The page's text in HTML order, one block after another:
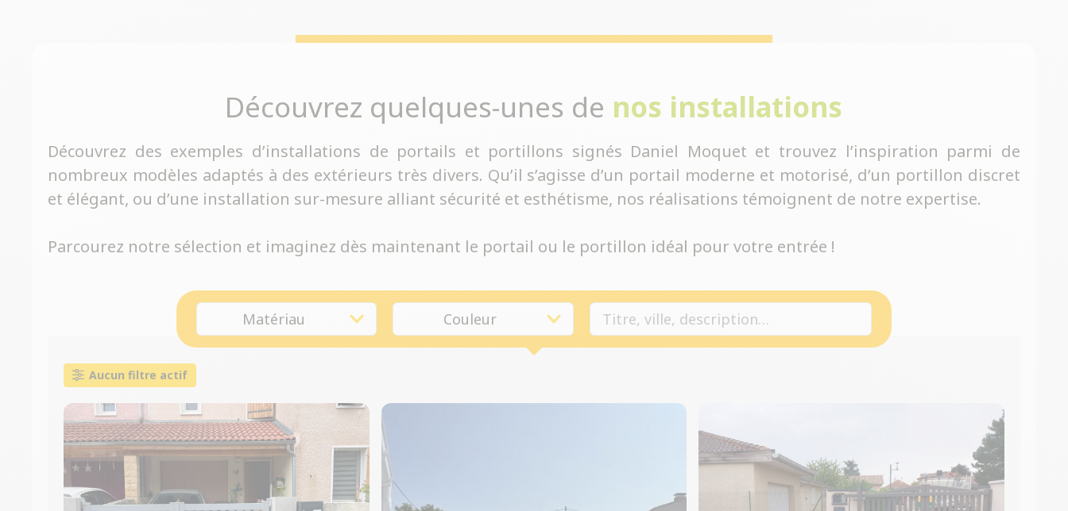
Découvrez quelques-unes de nos installations
Découvrez des exemples d’installations de portails et portillons signés Daniel Moquet et trouvez l’inspiration parmi de
nombreux modèles adaptés à des extérieurs très divers. Qu’il s’agisse d’un portail moderne et motorisé, d’un portillon discret
et élégant, ou d’une installation sur-mesure alliant sécurité et esthétisme, nos réalisations témoignent de notre expertise.
Parcourez notre sélection et imaginez dès maintenant le portail ou le portillon idéal pour votre entrée !
Matériau Couleur
Aucun filtre actif